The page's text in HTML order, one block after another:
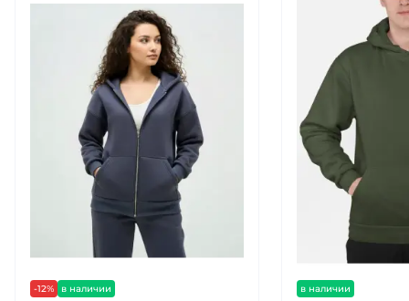
-12% в наличии в наличии